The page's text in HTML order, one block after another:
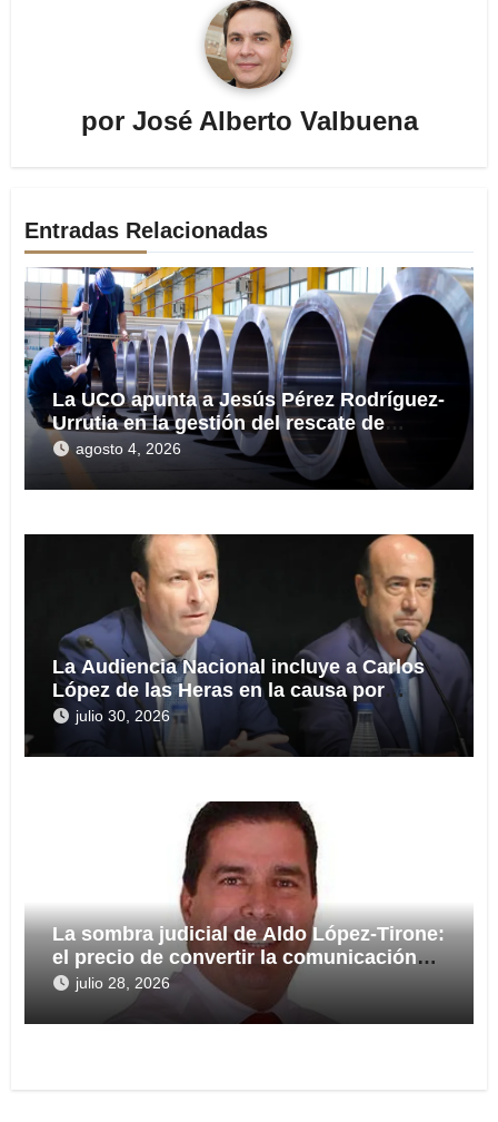
por José Alberto Valbuena
Entradas Relacionadas
La UCO apunta a Jesús Pérez Rodríguez-
Urrutia en la gestión del rescate de
Tubos Reunidos
agosto 4, 2026
La Audiencia Nacional incluye a Carlos
López de las Heras en la causa por
presuntas irregularidades en el rescate
de 112,8 millones a Tubos Reunidos
julio 30, 2026
La sombra judicial de Aldo López-Tirone:
el precio de convertir la comunicación
en arma
julio 28, 2026